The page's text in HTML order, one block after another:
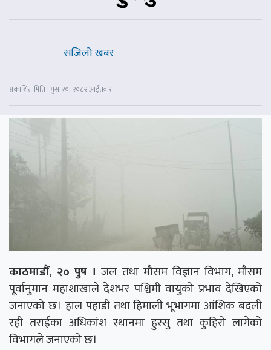
सजिलो खबर
प्रकाशित मिति : पुस २०, २०८२ आईतबार
काठमाडौं, २० पुष । जल तथा मौसम विज्ञान विभाग, मौसम
पूर्वानुमान महाशाखाले देशभर पश्चिमी वायुको प्रभाव देखिएको
जनाएको छ। हाल पहाडी तथा हिमाली भूभागमा आंशिक बदली
रही तराईका अधिकांश स्थानमा हुस्सु तथा कुहिरो लागेको
विभागले जनाएको छ।